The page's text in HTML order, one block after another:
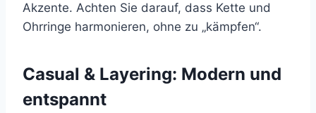
Akzente. Achten Sie darauf, dass Kette und
Ohrringe harmonieren, ohne zu „kämpfen“.
Casual & Layering: Modern und
entspannt